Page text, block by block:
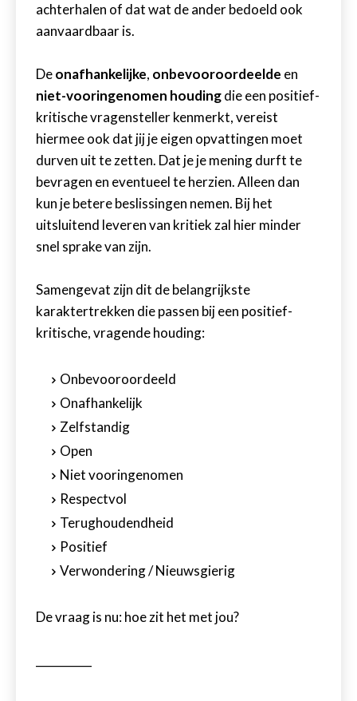
achterhalen of dat wat de ander bedoeld ook
aanvaardbaar is.
Deonafhankelijke, onbevooroordeelde en
niet-vooringenomen houdingdie een positief-
kritische vragensteller kenmerkt, vereist
hiermee ook dat jij je eigen opvattingen moet
durven uit te zetten. Dat je je mening durft te
bevragen en eventueel te herzien. Alleen dan
kun je betere beslissingen nemen. Bij het
uitsluitend leveren van kritiek zal hier minder
snel sprake van zijn.
Samengevat zijn dit de belangrijkste
karaktertrekken die passen bij een positief-
kritische, vragende houding:
Onbevooroordeeld
Onafhankelijk
Zelfstandig
Open
Niet vooringenomen
Respectvol
Terughoudendheid
Positief
Verwondering / Nieuwsgierig
De vraag is nu: hoe zit het met jou?